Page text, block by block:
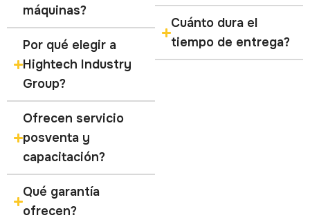
máquinas?
Por qué elegir a
Hightech Industry
Group?
Ofrecen servicio
posventa y
capacitación?
Qué garantía
ofrecen?
Cuánto dura el
tiempo de entrega?